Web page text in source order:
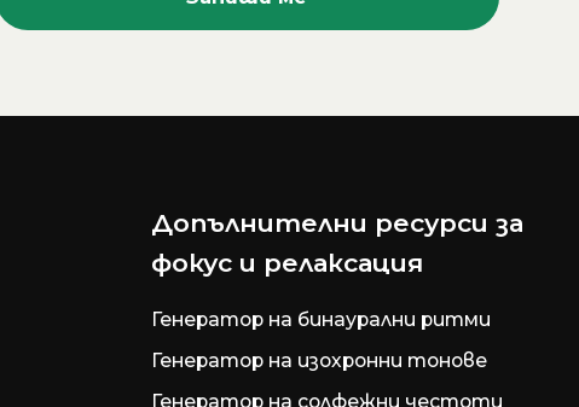
Допълнителни ресурси за
фокус и релаксация
Генератор на бинаурални ритми
Генератор на изохронни тонове
Генератор на солфежни честоти